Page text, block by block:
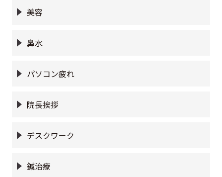
美容
鼻水
パソコン疲れ
院長挨拶
デスクワーク
鍼治療